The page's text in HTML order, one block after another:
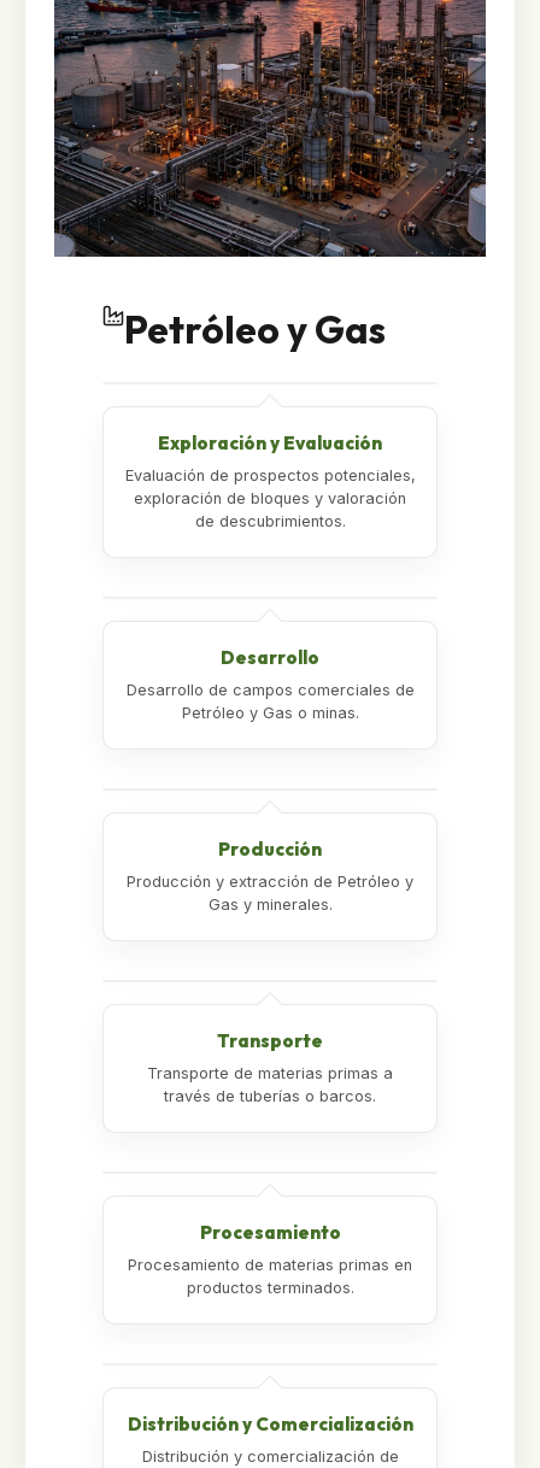
Petróleo y Gas
Exploración y Evaluación
Evaluación de prospectos potenciales,
exploración de bloques y valoración
de descubrimientos.
Desarrollo
Desarrollo de campos comerciales de
Petróleo y Gas o minas.
Producción
Producción y extracción de Petróleo y
Gas y minerales.
Transporte
Transporte de materias primas a
través de tuberías o barcos.
Procesamiento
Procesamiento de materias primas en
productos terminados.
Distribución y Comercialización
Distribución y comercialización de